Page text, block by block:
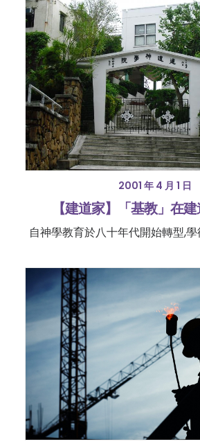
2001 年 4 月 1 日
【建道家】「基教」在
自神學教育於八十年代開始轉型,